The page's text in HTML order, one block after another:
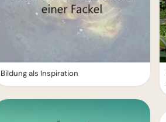
Bildung als Inspiration